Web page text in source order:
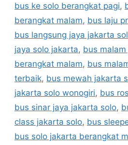
bus ke solo berangkat pagi,
berangkat malam, bus laju
bus langsung jaya jakarta
jaya solo jakarta, bus
berangkat malam, bus
terbaik, bus mewah jakarta
jakarta solo wonogiri, bus
bus sinar jaya jakarta solo,
class jakarta solo, bus
bus solo jakarta berangkat